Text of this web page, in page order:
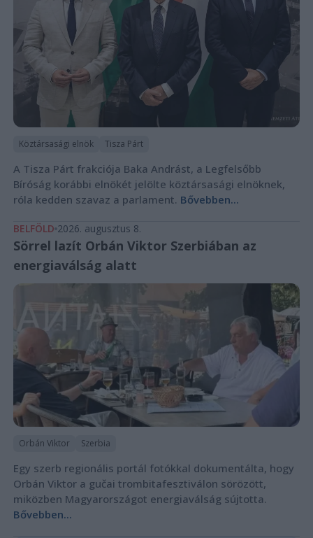
Köztársasági elnök Tisza Párt
A Tisza Párt frakciója Baka Andrást, a Legfelsőbb
Bíróság korábbi elnökét jelölte köztársasági elnöknek,
róla kedden szavaz a parlament. Bővebben...
BELFÖLD 2026. augusztus 8.
Sörrel lazít Orbán Viktor Szerbiában az
energiaválság alatt
Orbán Viktor Szerbia
Egy szerb regionális portál fotókkal dokumentálta, hogy
Orbán Viktor a gučai trombitafesztiválon sörözött,
miközben Magyarországot energiaválság sújtotta.
Bővebben...